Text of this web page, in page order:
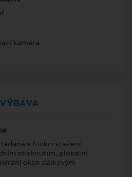
kamera
s funkcí stažení
stisknutím, globální
oken dálkovým